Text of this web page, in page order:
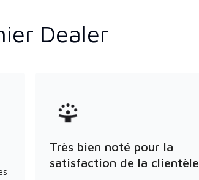
Dealer
Très bien noté pour la
satisfaction de la clientèle